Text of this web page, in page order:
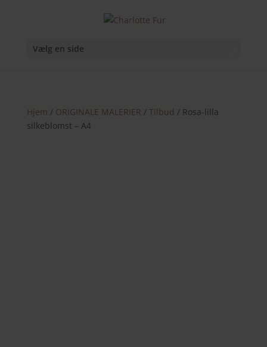
Vælg en side
Hjem / ORIGINALE MALERIER / Tilbud / Rosa-lilla
silkeblomst – A4